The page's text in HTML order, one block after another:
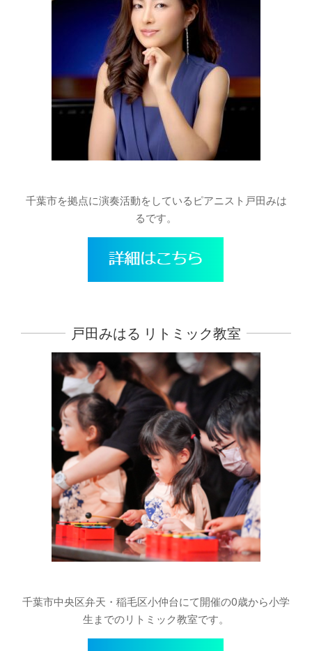
千葉市を拠点に演奏活動をしているピアニスト戸田みは
るです。
戸田みはる リトミック教室
千葉市中央区弁天・稲毛区小仲台にて開催の0歳から小学
生までのリトミック教室です。